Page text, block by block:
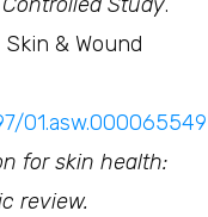
& Wound
for skin health:
review.